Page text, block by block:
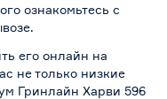
ознакомьтесь с
.
его онлайн на
не только низкие
Гринлайн Харви 596